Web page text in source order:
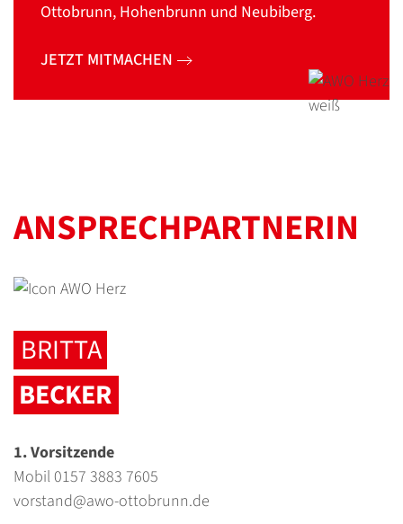
Ottobrunn, Hohenbrunn und Neubiberg.
JETZT MITMACHEN
ANSPRECH­PARTNERIN
BRITTA
BECKER
1. Vorsitzende
Mobil 0157 3883 7605
vorstand@awo-ottobrunn.de